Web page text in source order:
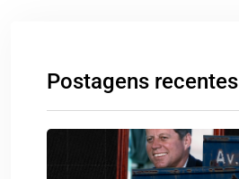
Postagens recentes